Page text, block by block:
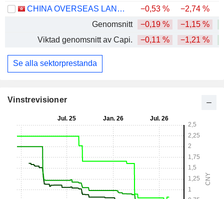
CHINA OVERSEAS LAND & INVESTMENT LIMITED
−0,53 % −2,74 %
Genomsnitt
−0,19 % −1,15 %
Viktad genomsnitt av Capi.
−0,11 % −1,21 %
Se alla sektorprestanda
Vinstrevisioner